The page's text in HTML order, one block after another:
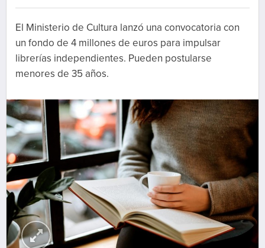
El Ministerio de Cultura lanzó una convocatoria con
un fondo de 4 millones de euros para impulsar
librerías independientes. Pueden postularse
menores de 35 años.